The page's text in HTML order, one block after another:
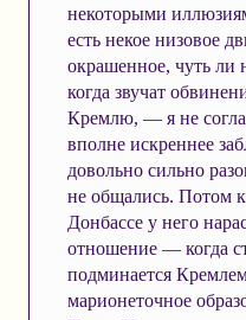
некоторыми
есть некое низовое
окрашенное, чуть ли
когда звучат
Кремлю, — я не
вполне искреннее
довольно сильно
не общались. Потом
Донбассе у него
отношение — когда
подминается
марионеточное